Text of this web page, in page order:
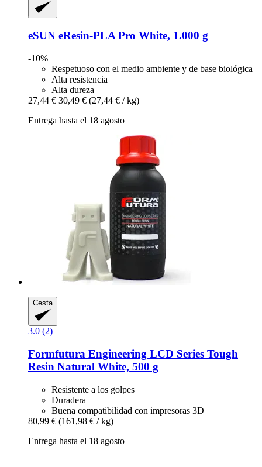
eSUN eResin-​PLA Pro White, 1.000 g
-10%
Respetuoso con el medio ambiente y de base biológica
Alta resistencia
Alta dureza
27,44 € 30,49 € (27,44 € / kg)
Entrega hasta el 18 agosto
Cesta
3.0 (2)
Formfutura Engineering LCD Series Tough
Resin Natural White, 500 g
Resistente a los golpes
Duradera
Buena compatibilidad con impresoras 3D
80,99 € (161,98 € / kg)
Entrega hasta el 18 agosto